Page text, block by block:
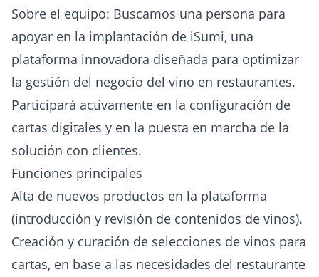
Sobre el equipo: Buscamos una persona para
apoyar en la implantación de iSumi, una
plataforma innovadora diseñada para optimizar
la gestión del negocio del vino en restaurantes.
Participará activamente en la configuración de
cartas digitales y en la puesta en marcha de la
solución con clientes.
Funciones principales
Alta de nuevos productos en la plataforma
(introducción y revisión de contenidos de vinos).
Creación y curación de selecciones de vinos para
cartas, en base a las necesidades del restaurante